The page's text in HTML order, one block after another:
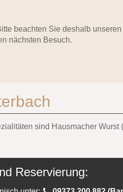
beachten Sie deshalb
nächsten Besuch.
sind Hausmacher
Reservierung: